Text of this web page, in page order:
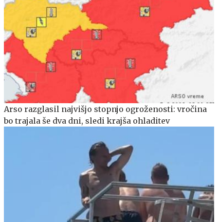
Arso razglasil najvišjo stopnjo ogroženosti: vročina
bo trajala še dva dni, sledi krajša ohladitev